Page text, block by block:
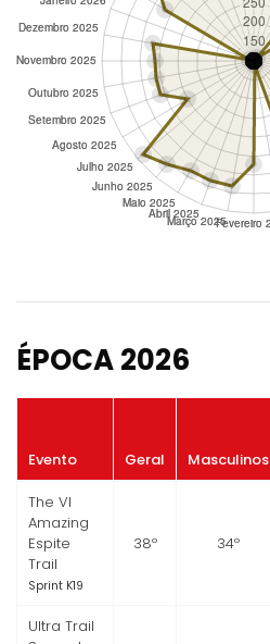
ÉPOCA 2026
Evento Geral Masculinos
The VI
Amazing
Espite
Trail
Sprint K19
38º 34º
Ultra Trail